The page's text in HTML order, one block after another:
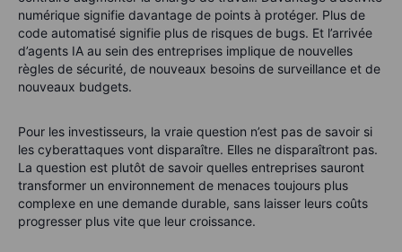
numérique signifie davantage de points à protéger. Plus de
code automatisé signifie plus de risques de bugs. Et l’arrivée
d’agents IA au sein des entreprises implique de nouvelles
règles de sécurité, de nouveaux besoins de surveillance et de
nouveaux budgets.
Pour les investisseurs, la vraie question n’est pas de savoir si
les cyberattaques vont disparaître. Elles ne disparaîtront pas.
La question est plutôt de savoir quelles entreprises sauront
transformer un environnement de menaces toujours plus
complexe en une demande durable, sans laisser leurs coûts
progresser plus vite que leur croissance.